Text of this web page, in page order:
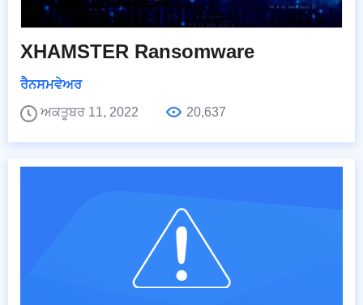
XHAMSTER Ransomware
ਰੈਨਸਮਵੇਅਰ
ਅਕਤੂਬਰ 11, 2022
20,637